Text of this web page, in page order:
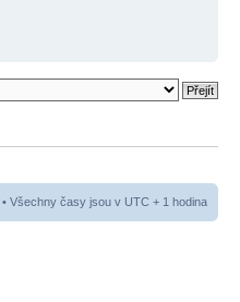
• Všechny časy jsou v UTC + 1 hodina